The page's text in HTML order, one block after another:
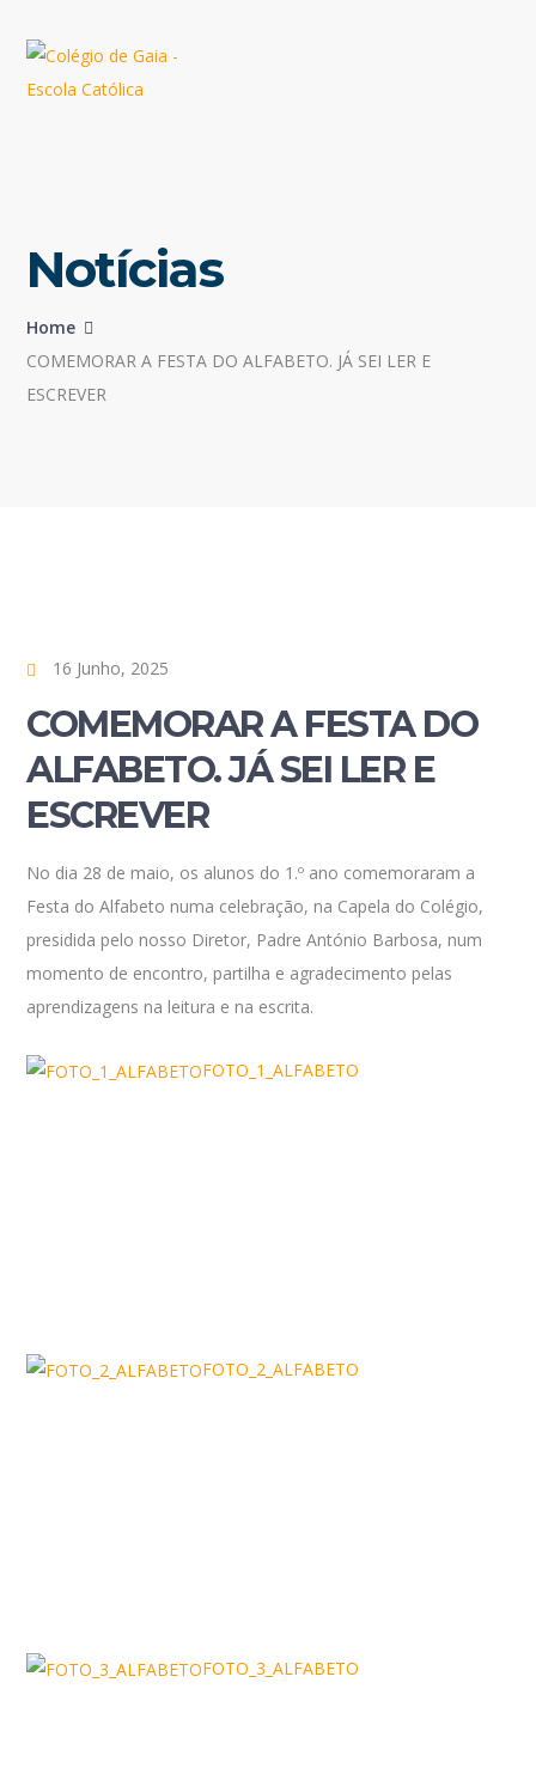
Notícias
Home
COMEMORAR A FESTA DO ALFABETO. JÁ SEI LER E
ESCREVER
16 Junho, 2025
COMEMORAR A FESTA DO
ALFABETO. JÁ SEI LER E
ESCREVER
No dia 28 de maio, os alunos do 1.º ano comemoraram a
Festa do Alfabeto numa celebração, na Capela do Colégio,
presidida pelo nosso Diretor, Padre António Barbosa, num
momento de encontro, partilha e agradecimento pelas
aprendizagens na leitura e na escrita.
FOTO_1_ALFABETO
FOTO_2_ALFABETO
FOTO_3_ALFABETO